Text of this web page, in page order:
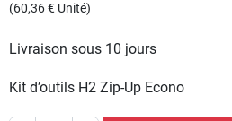
(60,36 € Unité)
Livraison sous 10 jours
Kit d’outils H2 Zip-Up Econo